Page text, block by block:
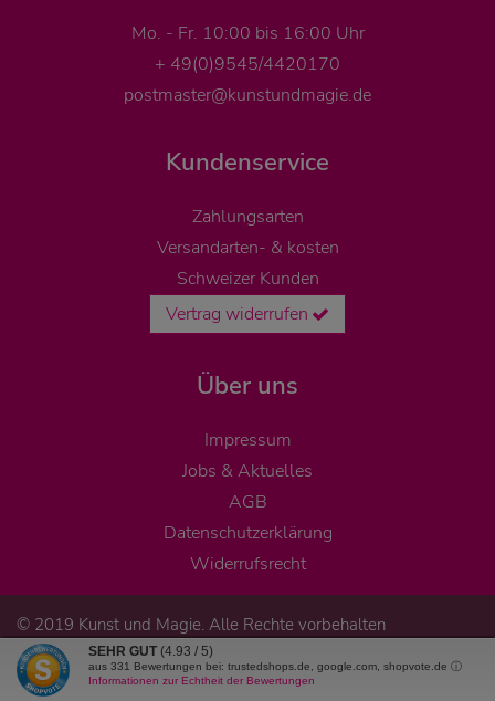
Mo. - Fr. 10:00 bis 16:00 Uhr
+ 49(0)9545/4420170
postmaster@kunstundmagie.de
Kundenservice
Zahlungsarten
Versandarten- & kosten
Schweizer Kunden
Vertrag widerrufen
Über uns
Impressum
Jobs & Aktuelles
AGB
Datenschutzerklärung
Widerrufsrecht
© 2019 Kunst und Magie. Alle Rechte vorbehalten
SEHR GUT (4.93 / 5)
aus 331 Bewertungen bei: trustedshops.de, google.com, shopvote.de ⓘ
Informationen zur Echtheit der Bewertungen